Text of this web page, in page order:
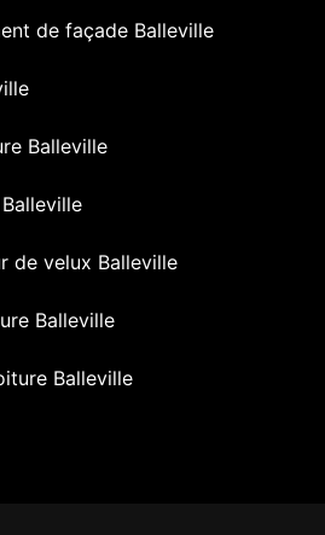
de façade Balleville
Balleville
de velux Balleville
Balleville
Balleville